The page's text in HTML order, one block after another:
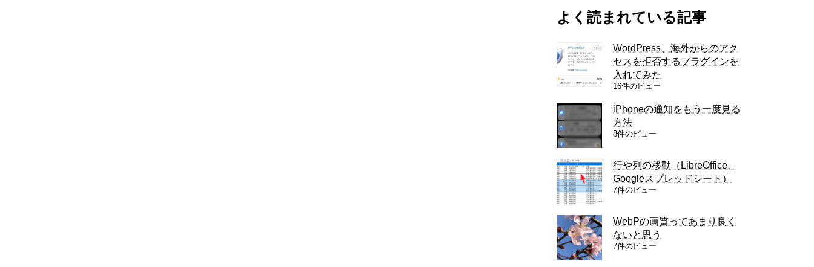
よく読まれている記事
WordPress、海外からのアク
セスを拒否するプラグインを
入れてみた
16件のビュー
iPhoneの通知をもう一度見る
方法
8件のビュー
行や列の移動（LibreOffice、
Googleスプレッドシート）
7件のビュー
WebPの画質ってあまり良く
ないと思う
7件のビュー